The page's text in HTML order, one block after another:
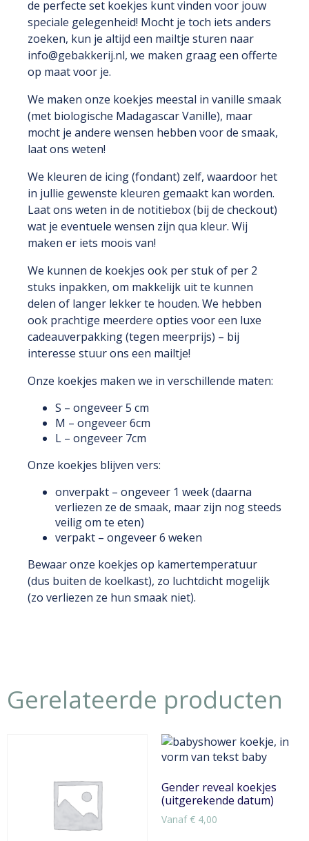
de perfecte set koekjes kunt vinden voor jouw
speciale gelegenheid! Mocht je toch iets anders
zoeken, kun je altijd een mailtje sturen naar
info@gebakkerij.nl, we maken graag een offerte
op maat voor je.
We maken onze koekjes meestal in vanille smaak
(met biologische Madagascar Vanille), maar
mocht je andere wensen hebben voor de smaak,
laat ons weten!
We kleuren de icing (fondant) zelf, waardoor het
in jullie gewenste kleuren gemaakt kan worden.
Laat ons weten in de notitiebox (bij de checkout)
wat je eventuele wensen zijn qua kleur. Wij
maken er iets moois van!
We kunnen de koekjes ook per stuk of per 2
stuks inpakken, om makkelijk uit te kunnen
delen of langer lekker te houden. We hebben
ook prachtige meerdere opties voor een luxe
cadeauverpakking (tegen meerprijs) – bij
interesse stuur ons een mailtje!
Onze koekjes maken we in verschillende maten:
S – ongeveer 5 cm
M – ongeveer 6cm
L – ongeveer 7cm
Onze koekjes blijven vers:
onverpakt – ongeveer 1 week (daarna
verliezen ze de smaak, maar zijn nog steeds
veilig om te eten)
verpakt – ongeveer 6 weken
Bewaar onze koekjes op kamertemperatuur
(dus buiten de koelkast), zo luchtdicht mogelijk
(zo verliezen ze hun smaak niet).
Gerelateerde producten
Gender reveal koekjes
(uitgerekende datum)
Vanaf € 4,00